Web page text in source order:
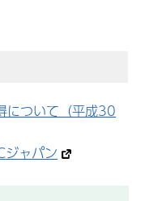
について（平成30
ジャパン